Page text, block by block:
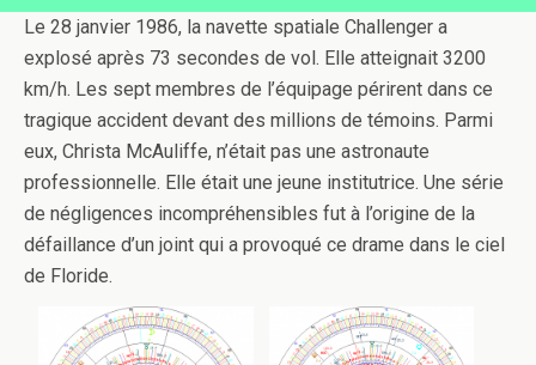
Le 28 janvier 1986, la navette spatiale Challenger a
explosé après 73 secondes de vol. Elle atteignait 3200
km/h. Les sept membres de l’équipage périrent dans ce
tragique accident devant des millions de témoins. Parmi
eux, Christa McAuliffe, n’était pas une astronaute
professionnelle. Elle était une jeune institutrice. Une série
de négligences incompréhensibles fut à l’origine de la
défaillance d’un joint qui a provoqué ce drame dans le ciel
de Floride.